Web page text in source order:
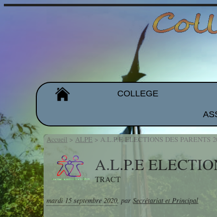
COLLEGE
Les équipes
Projet d'établissement
Galeries de photos
Accueil > ALPE > A.L.P.E ELECTIONS DES PARENTS
A.L.P.E
TRACT
mardi 15 septembre 2020,parSecrétariat et Principal